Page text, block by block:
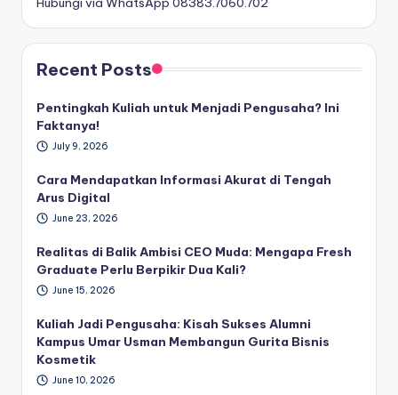
Recent Posts
Pentingkah Kuliah untuk Menjadi Pengusaha? Ini
Faktanya!
July 9, 2026
Cara Mendapatkan Informasi Akurat di Tengah
Arus Digital
June 23, 2026
Realitas di Balik Ambisi CEO Muda: Mengapa Fresh
Graduate Perlu Berpikir Dua Kali?
June 15, 2026
Kuliah Jadi Pengusaha: Kisah Sukses Alumni
Kampus Umar Usman Membangun Gurita Bisnis
Kosmetik
June 10, 2026